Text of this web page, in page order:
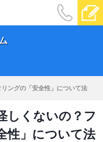
ングの「安全性」について法
しくないの？フ
性」について法